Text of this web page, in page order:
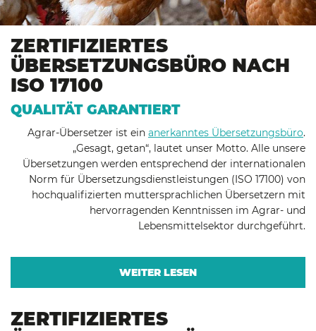
ZERTIFIZIERTES
ÜBERSETZUNGSBÜRO NACH
ISO 17100
QUALITÄT GARANTIERT
Agrar-Übersetzer ist ein anerkanntes Übersetzungsbüro.
„Gesagt, getan“, lautet unser Motto. Alle unsere
Übersetzungen werden entsprechend der internationalen
Norm für Übersetzungsdienstleistungen (ISO 17100) von
hochqualifizierten muttersprachlichen Übersetzern mit
hervorragenden Kenntnissen im Agrar- und
Lebensmittelsektor durchgeführt.
WEITER LESEN
ZERTIFIZIERTES